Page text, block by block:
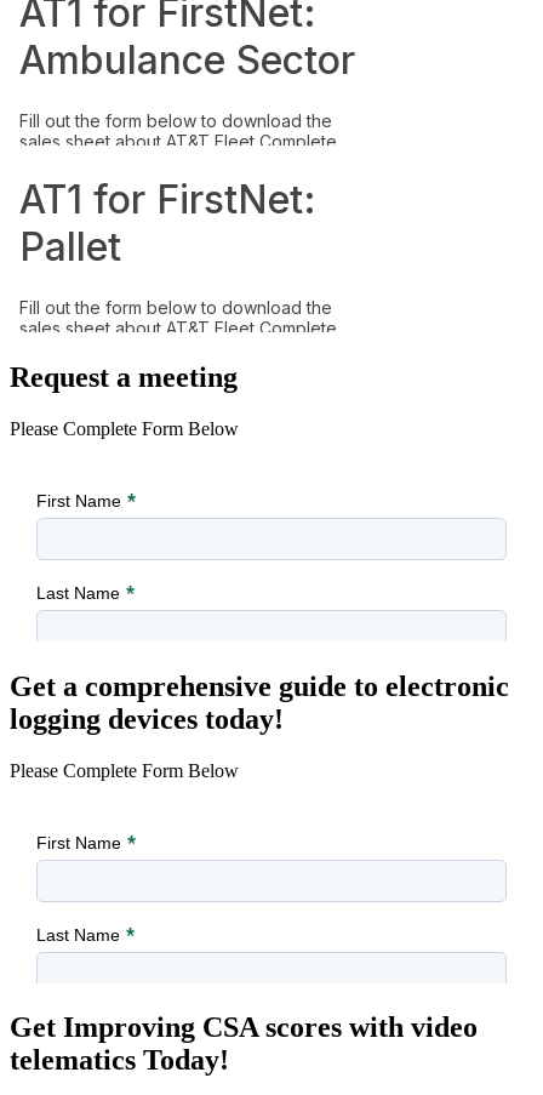
Request a meeting
Please Complete Form Below
Get a comprehensive guide to electronic
logging devices today!
Please Complete Form Below
Get Improving CSA scores with video
telematics Today!